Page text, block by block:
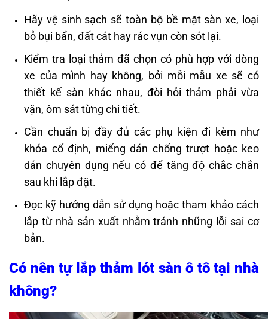
Hãy vệ sinh sạch sẽ toàn bộ bề mặt sàn xe, loại
bỏ bụi bẩn, đất cát hay rác vụn còn sót lại.
Kiểm tra loại thảm đã chọn có phù hợp với dòng
xe của mình hay không, bởi mỗi mẫu xe sẽ có
thiết kế sàn khác nhau, đòi hỏi thảm phải vừa
vặn, ôm sát từng chi tiết.
Cần chuẩn bị đầy đủ các phụ kiện đi kèm như
khóa cố định, miếng dán chống trượt hoặc keo
dán chuyên dụng nếu có để tăng độ chắc chắn
sau khi lắp đặt.
Đọc kỹ hướng dẫn sử dụng hoặc tham khảo cách
lắp từ nhà sản xuất nhằm tránh những lỗi sai cơ
bản.
Có nên tự lắp thảm lót sàn ô tô tại nhà
không?